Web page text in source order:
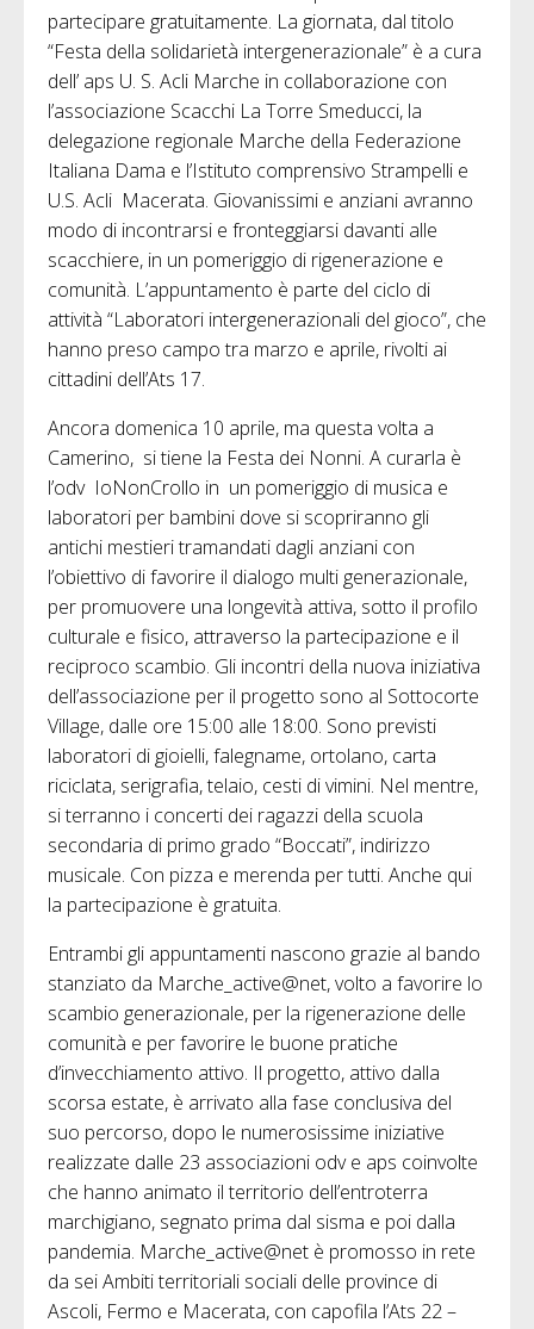
partecipare gratuitamente. La giornata, dal titolo
“Festa della solidarietà intergenerazionale” è a cura
dell’ aps U. S. Acli Marche in collaborazione con
l’associazione Scacchi La Torre Smeducci, la
delegazione regionale Marche della Federazione
Italiana Dama e l’Istituto comprensivo Strampelli e
U.S. Acli Macerata. Giovanissimi e anziani avranno
modo di incontrarsi e fronteggiarsi davanti alle
scacchiere, in un pomeriggio di rigenerazione e
comunità. L’appuntamento è parte del ciclo di
attività “Laboratori intergenerazionali del gioco”, che
hanno preso campo tra marzo e aprile, rivolti ai
cittadini dell’Ats 17.
Ancora domenica 10 aprile, ma questa volta a
Camerino, si tiene la Festa dei Nonni. A curarla è
l’odv IoNonCrollo in un pomeriggio di musica e
laboratori per bambini dove si scopriranno gli
antichi mestieri tramandati dagli anziani con
l’obiettivo di favorire il dialogo multi generazionale,
per promuovere una longevità attiva, sotto il profilo
culturale e fisico, attraverso la partecipazione e il
reciproco scambio. Gli incontri della nuova iniziativa
dell’associazione per il progetto sono al Sottocorte
Village, dalle ore 15:00 alle 18:00. Sono previsti
laboratori di gioielli, falegname, ortolano, carta
riciclata, serigrafia, telaio, cesti di vimini. Nel mentre,
si terranno i concerti dei ragazzi della scuola
secondaria di primo grado “Boccati”, indirizzo
musicale. Con pizza e merenda per tutti. Anche qui
la partecipazione è gratuita.
Entrambi gli appuntamenti nascono grazie al bando
stanziato da Marche_active@net, volto a favorire lo
scambio generazionale, per la rigenerazione delle
comunità e per favorire le buone pratiche
d’invecchiamento attivo. Il progetto, attivo dalla
scorsa estate, è arrivato alla fase conclusiva del
suo percorso, dopo le numerosissime iniziative
realizzate dalle 23 associazioni odv e aps coinvolte
che hanno animato il territorio dell’entroterra
marchigiano, segnato prima dal sisma e poi dalla
pandemia. Marche_active@net è promosso in rete
da sei Ambiti territoriali sociali delle province di
Ascoli, Fermo e Macerata, con capofila l’Ats 22 –